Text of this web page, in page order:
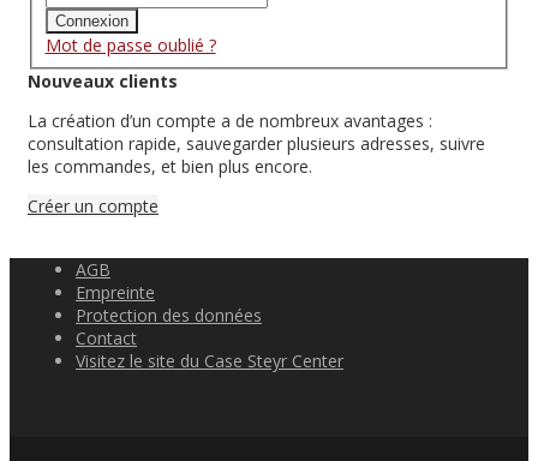
Connexion
Mot de passe oublié ?
Nouveaux clients
La création d’un compte a de nombreux avantages :
consultation rapide, sauvegarder plusieurs adresses, suivre
les commandes, et bien plus encore.
Créer un compte
AGB
Empreinte
Protection des données
Contact
Visitez le site du Case Steyr Center